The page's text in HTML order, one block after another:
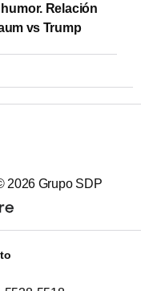
Relación
vs Trump
2026 Grupo SDP